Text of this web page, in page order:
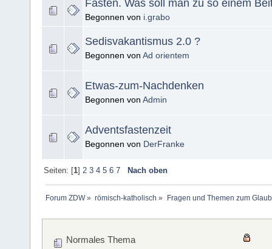
Fasten. Was soll man zu so einem
Begonnen von i.grabo
Sedisvakantismus 2.0 ?
Begonnen von Ad orientem
Etwas-zum-Nachdenken
Begonnen von Admin
Adventsfastenzeit
Begonnen von DerFranke
Seiten: [1] 2 3 4 5 6 7 Nach oben
Forum ZDW» römisch-katholisch » Fragen und Themen zum
Normales Thema